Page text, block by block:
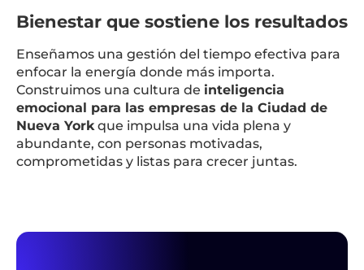
Bienestar que sostiene los resultados
Enseñamos una gestión del tiempo efectiva para
enfocar la energía donde más importa.
Construimos una cultura de inteligencia
emocional para las empresas de la Ciudad de
Nueva Yorkque impulsa una vida plena y
abundante, con personas motivadas,
comprometidas y listas para crecer juntas.